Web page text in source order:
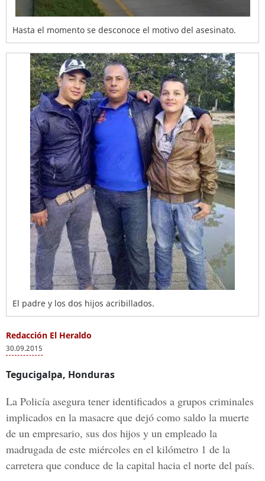
Hasta el momento se desconoce el motivo del asesinato.
El padre y los dos hijos acribillados.
Redacción El Heraldo
30.09.2015
Tegucigalpa, Honduras
La Policía asegura tener identificados a grupos criminales
implicados en la masacre que dejó como saldo la muerte
de un empresario, sus dos hijos y un empleado la
madrugada de este miércoles en el kilómetro 1 de la
carretera que conduce de la capital hacia el norte del país.